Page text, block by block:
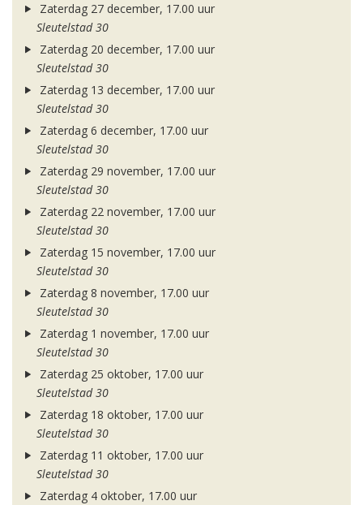
Zaterdag 27 december, 17.00 uur
Sleutelstad 30
Zaterdag 20 december, 17.00 uur
Sleutelstad 30
Zaterdag 13 december, 17.00 uur
Sleutelstad 30
Zaterdag 6 december, 17.00 uur
Sleutelstad 30
Zaterdag 29 november, 17.00 uur
Sleutelstad 30
Zaterdag 22 november, 17.00 uur
Sleutelstad 30
Zaterdag 15 november, 17.00 uur
Sleutelstad 30
Zaterdag 8 november, 17.00 uur
Sleutelstad 30
Zaterdag 1 november, 17.00 uur
Sleutelstad 30
Zaterdag 25 oktober, 17.00 uur
Sleutelstad 30
Zaterdag 18 oktober, 17.00 uur
Sleutelstad 30
Zaterdag 11 oktober, 17.00 uur
Sleutelstad 30
Zaterdag 4 oktober, 17.00 uur